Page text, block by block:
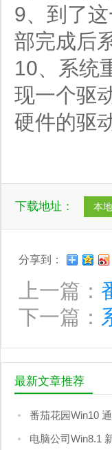
9、到了
部完成后
10、系统
现一个驱
硬件的驱
下载地址： 本
分享到：
上一篇：
下一篇：
最新文章推荐
番茄花园Win10
电脑公司Win8.1